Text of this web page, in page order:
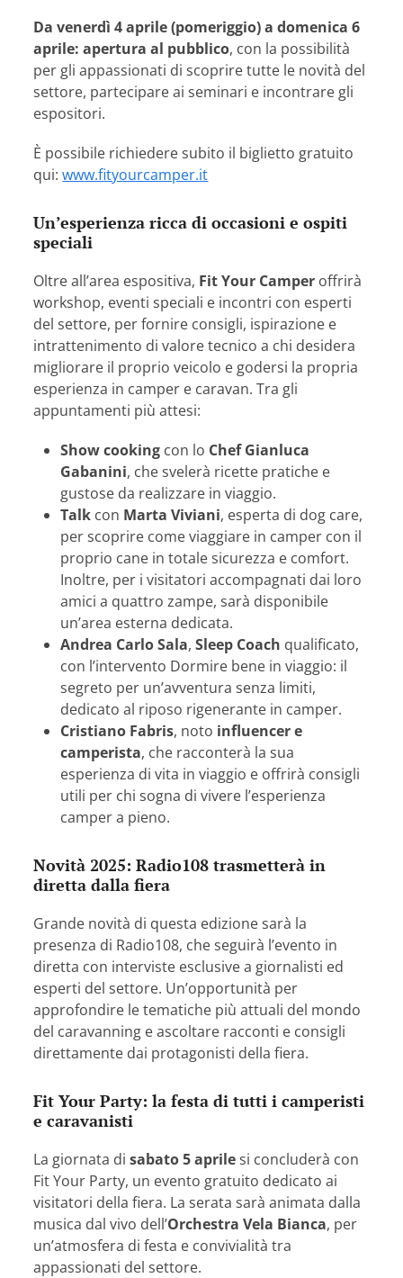
Da venerdì 4 aprile (pomeriggio) a domenica 6
aprile: apertura al pubblico, con la possibilità
per gli appassionati di scoprire tutte le novità del
settore, partecipare ai seminari e incontrare gli
espositori.
È possibile richiedere subito il biglietto gratuito
qui:www.fityourcamper.it
Un’esperienza ricca di occasioni e ospiti
speciali
Oltre all’area espositiva, Fit Your Camper offrirà
workshop, eventi speciali e incontri con esperti
del settore, per fornire consigli, ispirazione e
intrattenimento di valore tecnico a chi desidera
migliorare il proprio veicolo e godersi la propria
esperienza in camper e caravan. Tra gli
appuntamenti più attesi:
Show cooking con lo Chef Gianluca
Gabanini, che svelerà ricette pratiche e
gustose da realizzare in viaggio.
Talk con Marta Viviani, esperta di dog care,
per scoprire come viaggiare in camper con il
proprio cane in totale sicurezza e comfort.
Inoltre, per i visitatori accompagnati dai loro
amici a quattro zampe, sarà disponibile
un’area esterna dedicata.
Andrea Carlo Sala,Sleep Coach qualificato,
con l’intervento Dormire bene in viaggio: il
segreto per un’avventura senza limiti,
dedicato al riposo rigenerante in camper.
Cristiano Fabris, noto influencer e
camperista, che racconterà la sua
esperienza di vita in viaggio e offrirà consigli
utili per chi sogna di vivere l’esperienza
camper a pieno.
Novità 2025: Radio108 trasmetterà in
diretta dalla fiera
Grande novità di questa edizione sarà la
presenza di Radio108, che seguirà l’evento in
diretta con interviste esclusive a giornalisti ed
esperti del settore. Un’opportunità per
approfondire le tematiche più attuali del mondo
del caravanning e ascoltare racconti e consigli
direttamente dai protagonisti della fiera.
Fit Your Party: la festa di tutti i camperisti
e caravanisti
La giornata disabato 5 aprilesi concluderà con
Fit Your Party, un evento gratuito dedicato ai
visitatori della fiera. La serata sarà animata dalla
musica dal vivo dell’Orchestra Vela Bianca, per
un’atmosfera di festa e convivialità tra
appassionati del settore.